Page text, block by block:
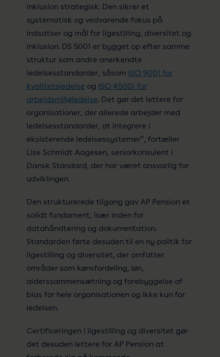
inklusion strategisk. Den sikrer et
systematisk og vedvarende fokus på
indsatser og mål for ligestilling, diversitet og
inklusion. DS 5001 er bygget op efter samme
struktur som andre anerkendte
ledelsesstandarder, såsom ISO 9001 for
kvalitetsledelse og ISO 45001 for
arbejdsmiljøledelse. Det gør det lettere for
organisationer, der allerede arbejder med
ledelsesstandarder, at integrere i
eksisterende ledelsessystemer”, fortæller
Lise Schmidt Aagesen, seniorkonsulent i
Dansk Standard, der har været ansvarlig for
udviklingen.
Den strukturerede tilgang gav AP Pension et
solidt fundament, især inden for
datahåndtering og dokumentation.
Standarden førte desuden til en ny politik for
ligestilling og diversitet, der omfatter
områder som kønsfordeling, løn,
alderssammensætning og forebyggelse af
bias for hele organisationen og ikke kun for
ledelsen.
Certificeringen i ligestilling og diversitet gør
det desuden lettere for AP Pension at